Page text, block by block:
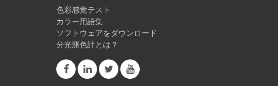
色彩感覚テスト
カラー用語集
ソフトウェアをダウンロード
分光測色計とは？